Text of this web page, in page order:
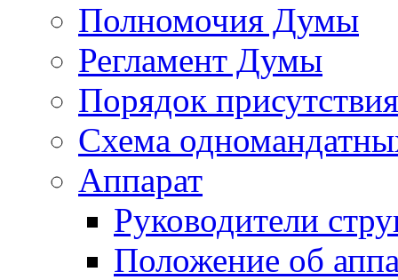
Полномочия Думы
Регламент Думы
Порядок
Схема
Аппарат
Руководители
Положение об